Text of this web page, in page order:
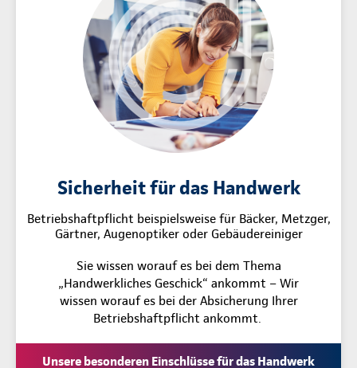
Sicherheit für das Handwerk
Betriebshaftpflicht beispielsweise für Bäcker, Metzger,
Gärtner, Augenoptiker oder Gebäudereiniger
Sie wissen worauf es bei dem Thema
„Handwerkliches Geschick“ ankommt – Wir
wissen worauf es bei der Absicherung Ihrer
Betriebshaftpflicht ankommt.
Unsere besonderen Einschlüsse für das Handwerk